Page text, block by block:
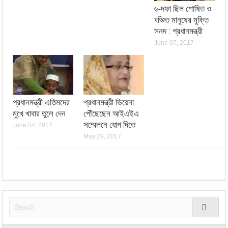
৬-দফা ছিল শোষিত ও
বঞ্চিত মানুষের মুক্তি
সনদ : প্রধানমন্ত্রী
June 07, 2017
প্রধানমন্ত্রী এতিমদের
মুখে খাবার তুলে দেন
June 04, 2017
প্রধানমন্ত্রী ভিয়েনা
পৌঁছেছেন আইএইএ
সম্মেলনে যোগ দিতে
May 29, 2017